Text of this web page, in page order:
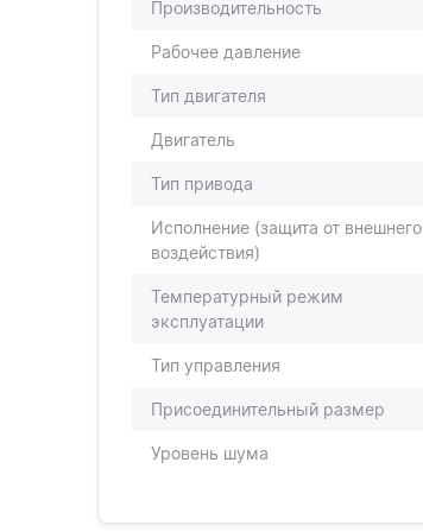
Производительность
Рабочее давление
Тип двигателя
Двигатель
Тип привода
Исполнение (защита от внешнего
воздействия)
Температурный режим
эксплуатации
Тип управления
Присоединительный размер
Уровень шума